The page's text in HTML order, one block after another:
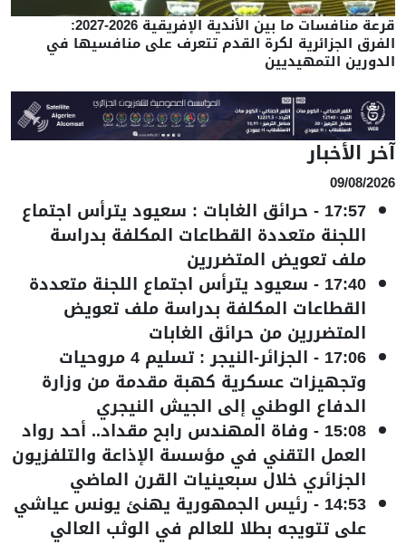
قرعة منافسات ما بين الأندية الإفريقية 2026-2027:
الفرق الجزائرية لكرة القدم تتعرف على منافسيها في
الدورين التمهيديين
آخر الأخبار
09/08/2026
17:57
- حرائق الغابات : سعيود يترأس اجتماع
اللجنة متعددة القطاعات المكلفة بدراسة
ملف تعويض المتضررين
17:40
- سعيود يترأس اجتماع اللجنة متعددة
القطاعات المكلفة بدراسة ملف تعويض
المتضررين من حرائق الغابات
17:06
- الجزائر-النيجر : تسليم 4 مروحيات
وتجهيزات عسكرية كهبة مقدمة من وزارة
الدفاع الوطني إلى الجيش النيجري
15:08
- وفاة المهندس رابح مقداد.. أحد رواد
العمل التقني في مؤسسة الإذاعة والتلفزيون
الجزائري خلال سبعينيات القرن الماضي
14:53
-رئيس الجمهورية يهنئ يونس عياشي
على تتويجه بطلا للعالم في الوثب العالي